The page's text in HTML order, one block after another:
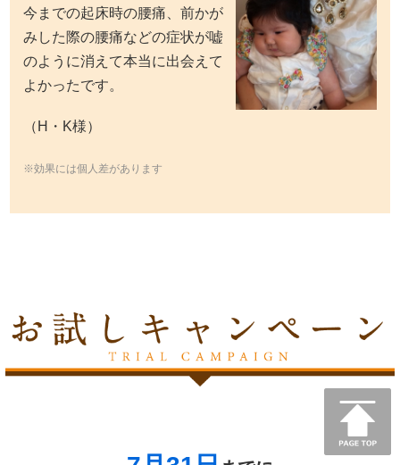
今までの起床時の腰痛、前かが
みした際の腰痛などの症状が嘘
のように消えて本当に出会えて
よかったです。
（H・K様）
※効果には個人差があります